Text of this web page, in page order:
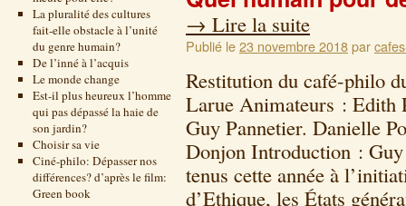
La pluralité des cultures
fait-elle obstacle à l’unité
du genre humain?
De l’inné à l’acquis
Le monde change
Est-il plus heureux l’homme
qui pas dépassé la haie de
son jardin?
Choisir sa vie
Ciné-philo: Dépasser nos
différences? d’après le film:
Green book
→ Lire la suite
Publié le23 novembre 2018par
Restitution du café-philo
Larue Animateurs : Edith
Guy Pannetier. Danielle
Donjon Introduction :
tenus cette année à
d’Ethique, les États